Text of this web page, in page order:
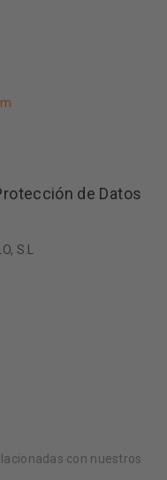
de Datos
S.L
con nuestros